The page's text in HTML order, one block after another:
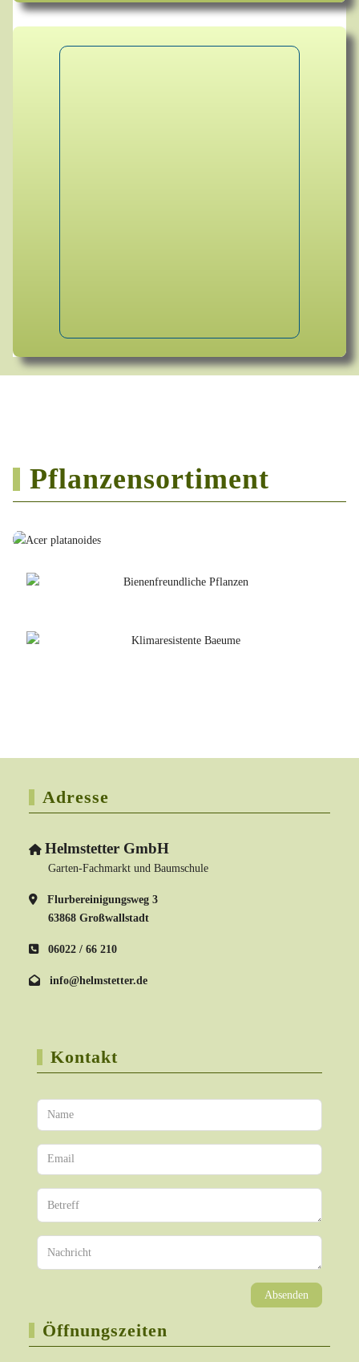
Pflanzensortiment
Adresse
Helmstetter GmbH
Garten-Fachmarkt und Baumschule
Flurbereinigungsweg 3
63868 Großwallstadt
06022 / 66 210
info@helmstetter.de
Kontakt
Absenden
Öffnungszeiten